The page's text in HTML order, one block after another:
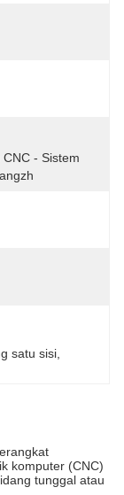
- Sistem
satu sisi
komputer (CNC)
tunggal atau